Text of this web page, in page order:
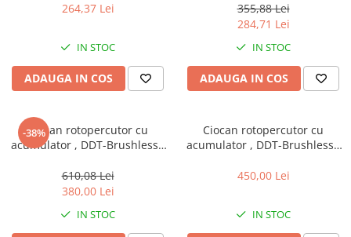
264,37 Lei
IN STOC
ADAUGA IN COS
355,88 Lei
284,71 Lei
IN STOC
ADAUGA IN COS
-38%
Ciocan rotopercutor cu
acumulator , DDT-Brushless ,
Bpm , 1.7 J , 22 mm , Albastru
610,08 Lei
380,00 Lei
IN STOC
Ciocan rotopercutor cu
acumulator , DDT-Brushless ,
Bpm , Galben
450,00 Lei
IN STOC